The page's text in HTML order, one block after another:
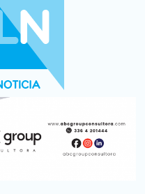
y consumo
por el país, un 5,9%
en julio: bajó un 12,6%